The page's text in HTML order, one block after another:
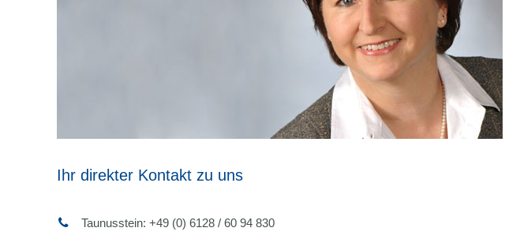
Ihr direkter Kontakt zu uns
Taunusstein: +49 (0) 6128 / 60 94 830